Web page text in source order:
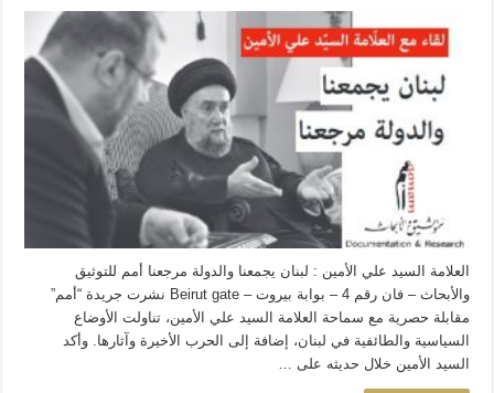
العلامة السيد علي الأمين : لبنان يجمعنا والدولة مرجعنا أمم للتوثيق
والأبحاث – فان رقم 4 – بوابة بيروت – Beirut gate نشرت جريدة “أمم”
مقابلة حصرية مع سماحة العلامة السيد علي الأمين، تناولت الأوضاع
السياسية والطائفية في لبنان، إضافة إلى الحرب الأخيرة وآثارها. وأكد
السيد الأمين خلال حديثه على …